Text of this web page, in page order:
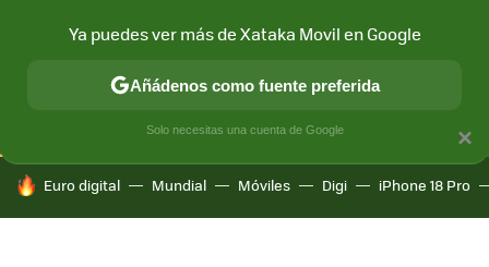
CONECTIVIDAD MÓVIL Y SOCIEDAD APLICACIONES
HOY SE HABLA DE
Euro digital Mundial Móviles Digi iPhone 18 Pro
×
Ya puedes ver más de Xataka Movil en Google
Añádenos como fuente preferida
Solo necesitas una cuenta de Google